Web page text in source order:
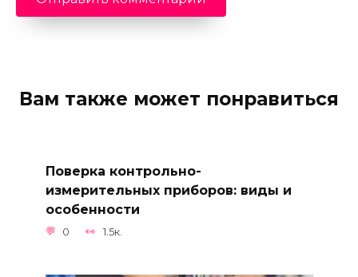
Вам также может понравиться
Поверка контрольно-
измерительных приборов: виды и
особенности
0 1.5к.